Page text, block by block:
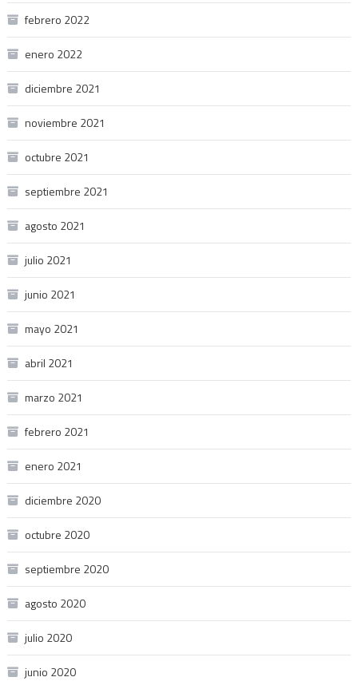
febrero 2022
enero 2022
diciembre 2021
noviembre 2021
octubre 2021
septiembre 2021
agosto 2021
julio 2021
junio 2021
mayo 2021
abril 2021
marzo 2021
febrero 2021
enero 2021
diciembre 2020
octubre 2020
septiembre 2020
agosto 2020
julio 2020
junio 2020